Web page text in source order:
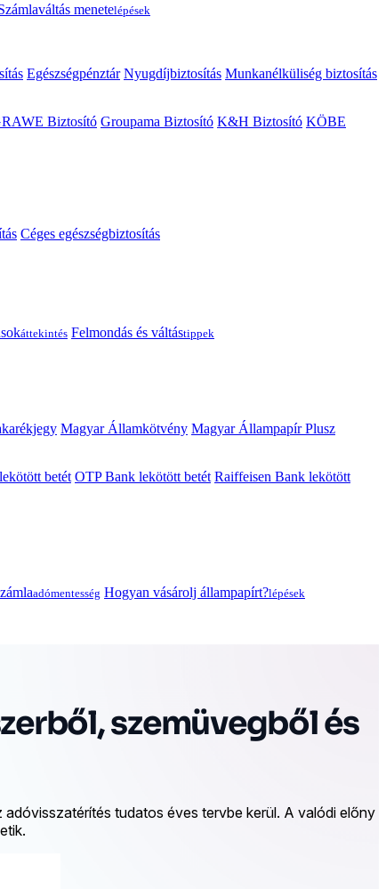
menetelépések
Egészségpénztár Nyugdíjbiztosítás Munkanélküliség biztosítás
Biztosító Groupama Biztosító K&H Biztosító KÖBE
Céges egészségbiztosítás
áttekintés Felmondás és váltástippek
Magyar Államkötvény Magyar Állampapír Plusz
betét OTP Bank lekötött betét Raiffeisen Bank lekötött
adómentesség Hogyan vásárolj állampapírt?lépések
szemüvegből és
tudatos éves tervbe kerül. A valódi előny